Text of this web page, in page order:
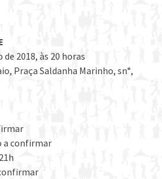
2018, às 20 horas
Praça Saldanha Marinho, sn°,
a confirmar